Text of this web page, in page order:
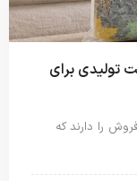
تولیدی برای
را دارند که